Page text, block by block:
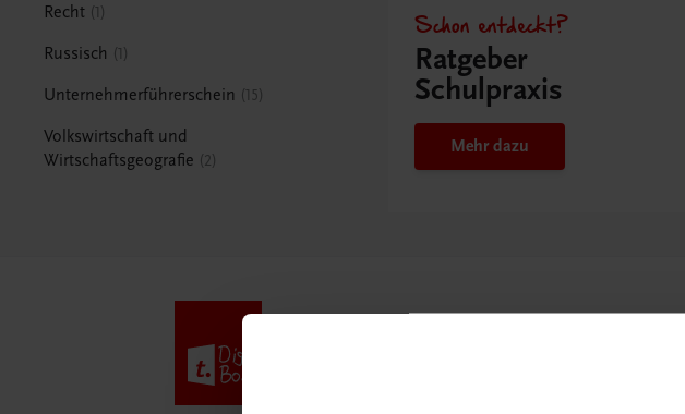
Recht 1
Russisch 1
Unternehmerführerschein 15
Volkswirtschaft und
Wirtschaftsgeografie
2
Schon entdeckt?
Ratgeber
Schulpraxis
Mehr dazu